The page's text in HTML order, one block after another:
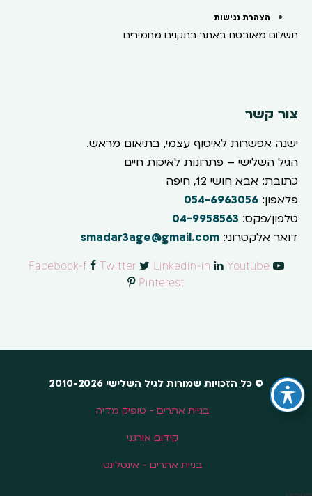
הצהרת נגישות
תשלום מאובטח באתר בתקנים מחמירים
צור קשר
ישנה אפשרות לאיסוף עצמי, בתיאום מראש.
הגיל השלישי – פתרונות לאיכות חיים
כתובת: אבא חושי 12, חיפה
פלאפון: 054-6963056
טלפון/פקס: 04-9958563
דואר אלקטרוני: smadar3age@gmail.com
Facebook-f Twitter Linkedin-in
Youtube
Pinterest
© כל הזכויות שמורות לגיל השלישי 2010-2026
בניית אתרים - טופיק מדיה
קידום אורגני
בניית אתרים - אינטלינט